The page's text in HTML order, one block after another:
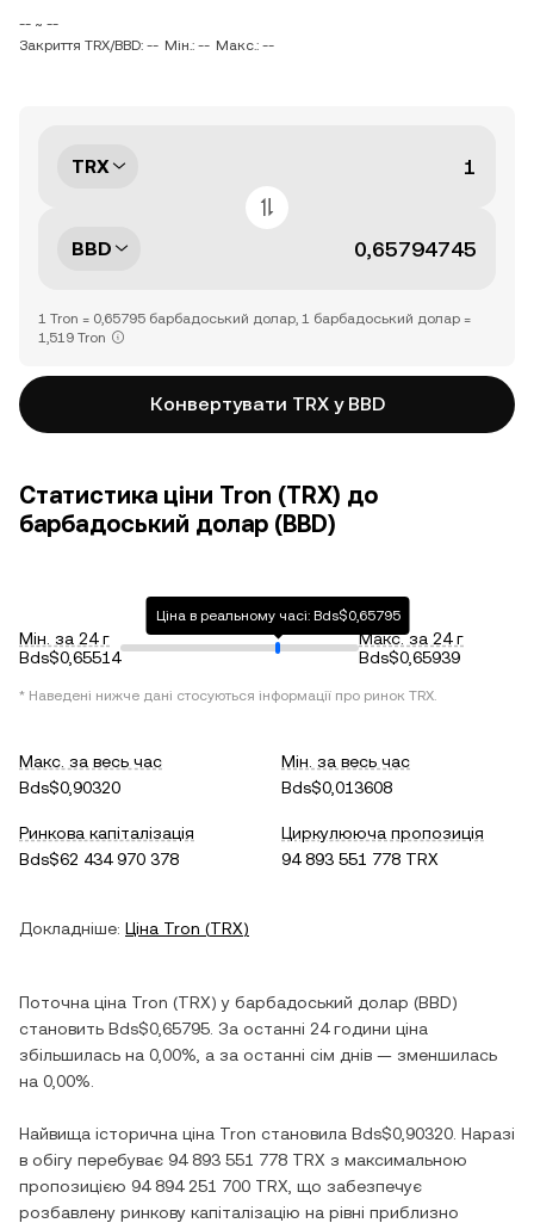
-- ~ --
Закриття TRX/BBD: -- Мін.: -- Макс.: --
TRX
BBD
1 Tron = 0,65795 барбадоський долар, 1 барбадоський долар =
1,519 Tron
Конвертувати TRX у BBD
Статистика ціни Tron (TRX) до
барбадоський долар (BBD)
Мін. за 24 г
Bds$0,65514
Ціна в реальному часі: Bds$0,65795
Макс. за 24 г
Bds$0,65939
* Наведені нижче дані стосуються інформації про ринок TRX.
Макс. за весь час
Bds$0,90320
Мін. за весь час
Bds$0,013608
Ринкова капіталізація
Bds$62 434 970 378
Циркулююча пропозиція
94 893 551 778 TRX
Докладніше: Ціна Tron (TRX)
Поточна ціна Tron (TRX) у барбадоський долар (BBD)
становить Bds$0,65795 . За останні 24 години ціна
збільшилась на 0,00% , а за останні сім днів — зменшилась
на 0,00%
Найвища історична ціна Tron становила Bds$0,90320 . Наразі
в обігу перебуває 94 893 551 778 TRX з максимальною
пропозицією 94 894 251 700 TRX , що забезпечує
розбавлену ринкову капіталізацію на рівні приблизно